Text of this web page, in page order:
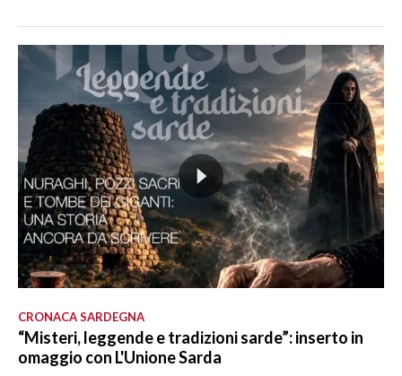
CRONACA SARDEGNA
“Misteri, leggende e tradizioni sarde”: inserto in
omaggio con L'Unione Sarda